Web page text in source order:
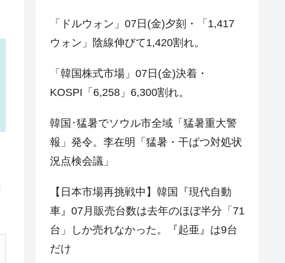
「ドルウォン」07日(金)夕刻・「1,417
ウォン」陰線伸びて1,420割れ。
「韓国株式市場」07日(金)決着・
KOSPI「6,258」6,300割れ。
韓国･猛暑でソウル市全域「猛暑重大警
報」発令。李在明「猛暑・干ばつ対処状
況点検会議」
【日本市場再挑戦中】韓国『現代自動
車』07月販売台数は去年のほぼ半分「71
台」しか売れなかった。『起亜』は9台
だけ